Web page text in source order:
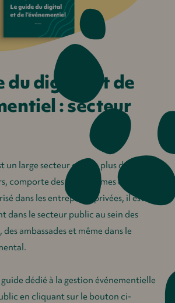
du digital et de
: secteur
un large secteur qui, en plus de
comporte des écosystèmes de travail
dans les entreprises privées, il est
dans le secteur public au sein des
des ambassades et même dans le
dédié à la gestion événementielle
en cliquant sur le bouton ci-